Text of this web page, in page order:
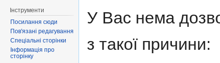
У Вас нема
з такої причини:
Інструменти
Посилання сюди
Пов'язані редагування
Спеціальні сторінки
Інформація про
сторінку